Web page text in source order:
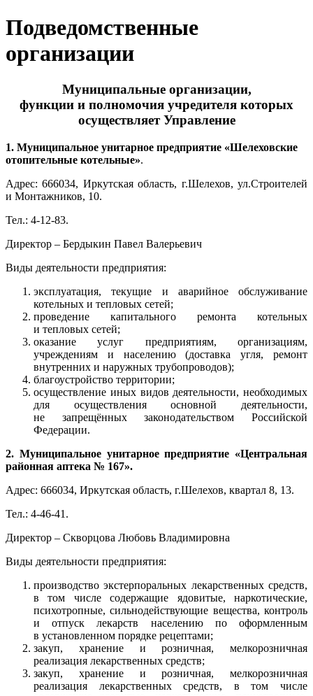
Подведомственные
организации
Муниципальные организации,
функции и полномочия учредителя которых
осуществляет Управление
1. Муниципальное унитарное предприятие «Шелеховские
отопительные котельные».
Адрес: 666034, Иркутская область, г.Шелехов, ул.Строителей
и Монтажников, 10.
Тел.: 4-12-83.
Директор – Бердыкин Павел Валерьевич
Виды деятельности предприятия:
эксплуатация, текущие и аварийное обслуживание
котельных и тепловых сетей;
проведение капитального ремонта котельных
и тепловых сетей;
оказание услуг предприятиям, организациям,
учреждениям и населению (доставка угля, ремонт
внутренних и наружных трубопроводов);
благоустройство территории;
осуществление иных видов деятельности, необходимых
для осуществления основной деятельности,
не запрещённых законодательством Российской
Федерации.
2. Муниципальное унитарное предприятие «Центральная
районная аптека № 167».
Адрес: 666034, Иркутская область, г.Шелехов, квартал 8, 13.
Тел.: 4-46-41.
Директор – Скворцова Любовь Владимировна
Виды деятельности предприятия:
производство экстерпоральных лекарственных средств,
в том числе содержащие ядовитые, наркотические,
психотропные, сильнодействующие вещества, контроль
и отпуск лекарств населению по оформленным
в установленном порядке рецептами;
закуп, хранение и розничная, мелкорозничная
реализация лекарственных средств;
закуп, хранение и розничная, мелкорозничная
реализация лекарственных средств, в том числе